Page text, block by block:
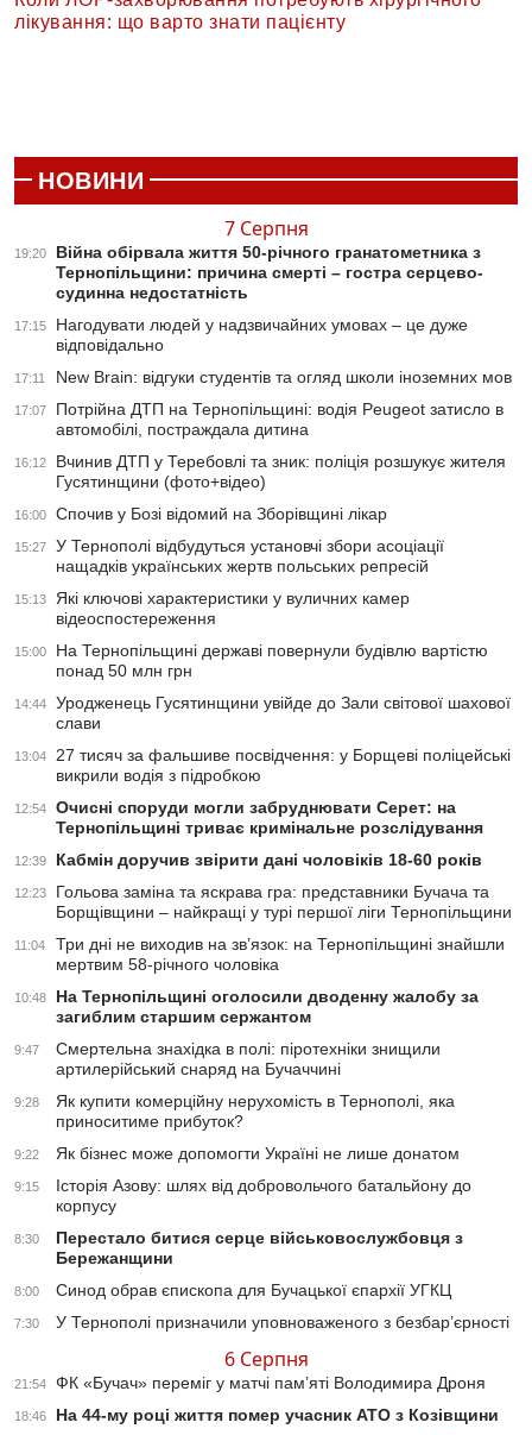
лікування: що варто знати пацієнту
НОВИНИ
7 Серпня
19:20
Війна обірвала життя 50-річного гранатометника з
Тернопільщини: причина смерті – гостра серцево-
судинна недостатність
17:15
Нагодувати людей у надзвичайних умовах – це дуже
відповідально
17:11 New Brain: відгуки студентів та огляд школи іноземних мов
17:07
Потрійна ДТП на Тернопільщині: водія Peugeot затисло в
автомобілі, постраждала дитина
16:12
Вчинив ДТП у Теребовлі та зник: поліція розшукує жителя
Гусятинщини (фото+відео)
16:00 Спочив у Бозі відомий на Зборівщині лікар
15:27
У Тернополі відбудуться установчі збори асоціації
нащадків українських жертв польських репресій
15:13
Які ключові характеристики у вуличних камер
відеоспостереження
15:00
На Тернопільщині державі повернули будівлю вартістю
понад 50 млн грн
14:44
Уродженець Гусятинщини увійде до Зали світової шахової
слави
13:04
27 тисяч за фальшиве посвідчення: у Борщеві поліцейські
викрили водія з підробкою
12:54
Очисні споруди могли забруднювати Серет: на
Тернопільщині триває кримінальне розслідування
12:39 Кабмін доручив звірити дані чоловіків 18-60 років
12:23
Гольова заміна та яскрава гра: представники Бучача та
Борщівщини – найкращі у турі першої ліги Тернопільщини
11:04
Три дні не виходив на зв’язок: на Тернопільщині знайшли
мертвим 58-річного чоловіка
10:48
На Тернопільщині оголосили дводенну жалобу за
загиблим старшим сержантом
9:47
Смертельна знахідка в полі: піротехніки знищили
артилерійський снаряд на Бучаччині
9:28
Як купити комерційну нерухомість в Тернополі, яка
приноситиме прибуток?
9:22 Як бізнес може допомогти Україні не лише донатом
9:15
Історія Азову: шлях від добровольчого батальйону до
корпусу
8:30
Перестало битися серце військовослужбовця з
Бережанщини
8:00 Синод обрав єпископа для Бучацької єпархії УГКЦ
7:30 У Тернополі призначили уповноваженого з безбар’єрності
6 Серпня
21:54 ФК «Бучач» переміг у матчі пам’яті Володимира Дроня
18:46 На 44-му році життя помер учасник АТО з Козівщини